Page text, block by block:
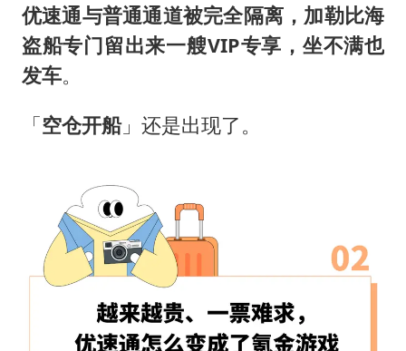
优速通与普通通道被完全隔离，加勒比海
盗船专门留出来一艘VIP专享，坐不满也
发车。
「空仓开船」还是出现了。